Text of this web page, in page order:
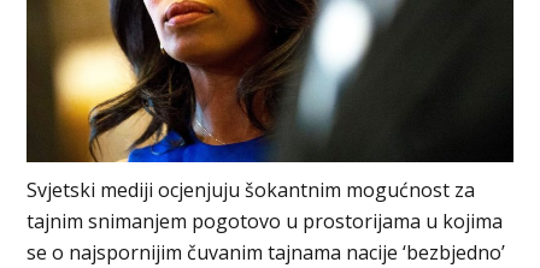
Svjetski mediji ocjenjuju šokantnim mogućnost za
tajnim snimanjem pogotovo u prostorijama u kojima
se o najspornijim čuvanim tajnama nacije ‘bezbjedno’